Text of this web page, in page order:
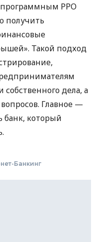
программным РРО
получить
Такой подход
собственного дела, а
Главное —
банк, который
Банкинг